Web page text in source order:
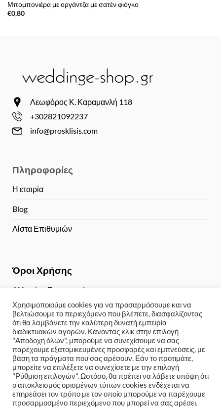
Μπομπονιέρα με οργάντζα με σατέν φιόγκο
€0,80
Λεωφόρος Κ. Καραμανλή 118
+302821092237
info@prosklisis.com
Πληροφορίες
Η εταιρία
Blog
Λίστα Επιθυμιών
Όροι Χρήσης
Αλλαγές / Επιστροφές
Τρόποι Πληρωμής
Αποστολή / Παραλαβή
Πολιτική Απορρήτου
Copyright 2024 © Weddinge-shopKατασκευή eshop με
wordpress-7web Digital Agency Χανιά
Χρησιμοποιούμε cookies για να προσαρμόσουμε και να
βελτιώσουμε το περιεχόμενο που βλέπετε, διασφαλίζοντας
ότι θα λαμβάνετε την καλύτερη δυνατή εμπειρία
διαδικτυακών αγορών. Κάνοντας κλικ στην επιλογή
"Αποδοχή όλων", μπορούμε να συνεχίσουμε να σας
παρέχουμε εξατομικευμένες προσφορές και εμπνεύσεις, με
βάση τα πράγματα που σας αρέσουν. Εάν το προτιμάτε,
μπορείτε να επιλέξετε να συνεχίσετε με την επιλογή
"Ρύθμιση επιλογών". Ωστόσο, θα πρέπει να λάβετε υπόψη ότι
ο αποκλεισμός ορισμένων τύπων cookies ενδέχεται να
επηρεάσει τον τρόπο με τον οποίο μπορούμε να παρέχουμε
προσαρμοσμένο περιεχόμενο που μπορεί να σας αρέσει.